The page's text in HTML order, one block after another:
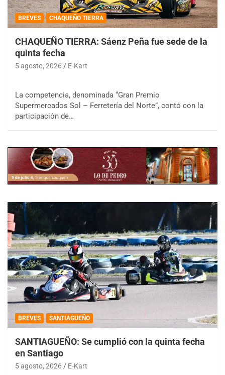
BREVES CHAQUEÑO TIERRA
CHAQUEÑO TIERRA: Sáenz Peña fue sede de la
quinta fecha
5 agosto, 2026 E-Kart
La competencia, denominada “Gran Premio
Supermercados Sol – Ferretería del Norte”, contó con la
participación de…
BREVES SANTIAGUEÑO
SANTIAGUEÑO: Se cumplió con la quinta fecha
en Santiago
5 agosto, 2026 E-Kart